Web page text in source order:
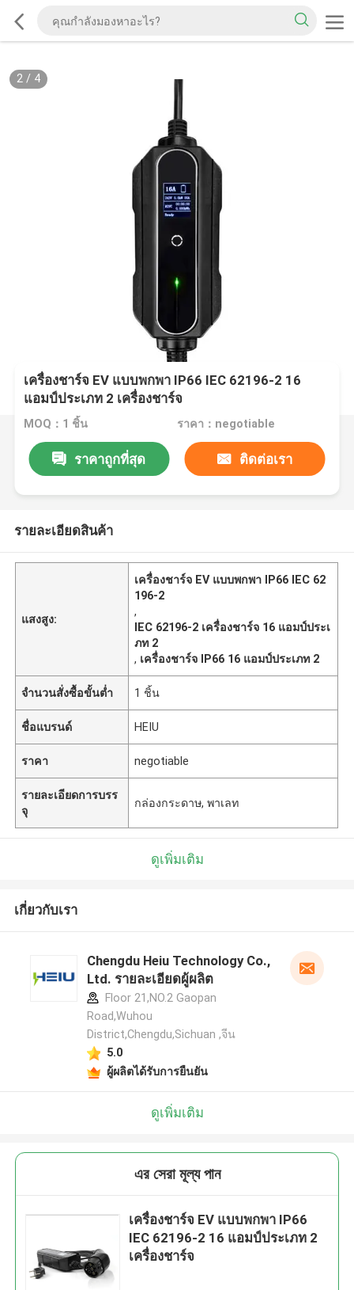
2/ 4
เครื่องชาร์จ EV แบบพกพา IP66 IEC 62196-2 16
แอมป์ประเภท 2 เครื่องชาร์จ
MOQ：1 ชิ้น ราคา：negotiable
ราคาถูกที่สุด ติดต่อเรา
รายละเอียดสินค้า
แสงสูง:
เครื่องชาร์จ EV แบบพกพา IP66 IEC 62
196-2
,
IEC 62196-2 เครื่องชาร์จ 16 แอมป์ประเ
ภท 2
, เครื่องชาร์จ IP66 16 แอมป์ประเภท 2
จำนวนสั่งซื้อขั้นต่ำ 1 ชิ้น
ชื่อแบรนด์ HEIU
ราคา negotiable
รายละเอียดการบรร
จุ
กล่องกระดาษ, พาเลท
ดูเพิ่มเติม
เกี่ยวกับเรา
Chengdu Heiu Technology Co.,
Ltd. รายละเอียดผู้ผลิต
Floor 21,NO.2 Gaopan
Road,Wuhou
District,Chengdu,Sichuan ,จีน
5.0
ผู้ผลิตได้รับการยืนยัน
ดูเพิ่มเติม
এর সেরা মূল্য পান
เครื่องชาร์จ EV แบบพกพา IP66
IEC 62196-2 16 แอมป์ประเภท 2
เครื่องชาร์จ